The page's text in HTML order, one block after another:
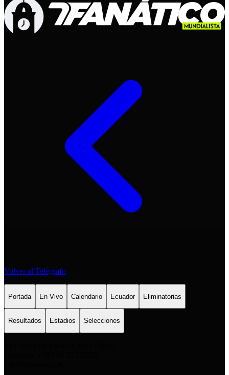
Volver al Telégrafo
Portada En Vivo Calendario Ecuador Eliminatorias
Resultados Estadios Selecciones